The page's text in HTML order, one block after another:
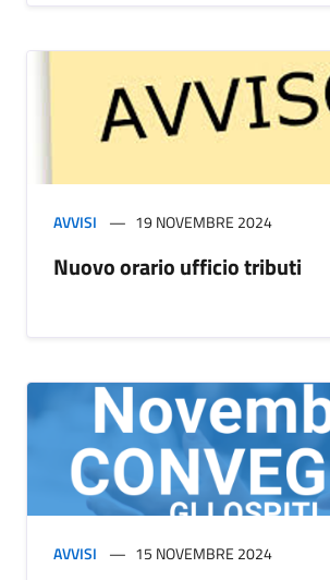
AVVISI 19 NOVEMBRE 2024
Nuovo orario ufficio tributi
AVVISI 15 NOVEMBRE 2024